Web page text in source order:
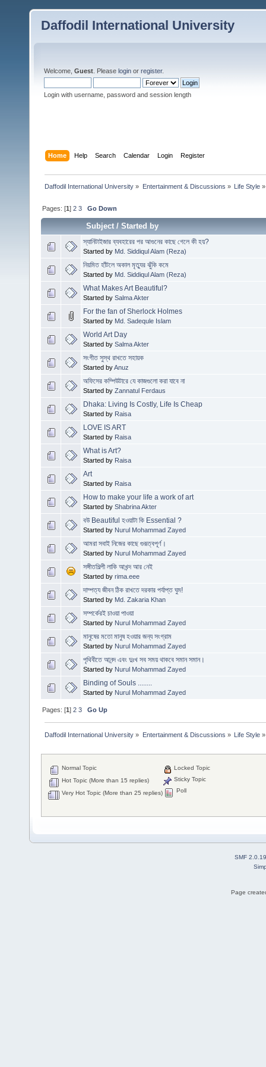
Daffodil International University
Welcome, Guest . Please login or register.
Login with username, password and session length
Home Help Search Calendar Login Register
Daffodil International University » Entertainment & Discussions » Life Style»
Pages: [1]2 3 Go Down
Subject/Started by
স্যানিটাইজার ব্যবহারের পর আগুনের কাছে গেলে কী হয়?
Started by Md. Siddiqul Alam (Reza)
নিয়মিত হাঁটলে অকাল মৃত্যুর ঝুঁকি কমে
Started by Md. Siddiqul Alam (Reza)
What Makes Art Beautiful?
Started by Salma Akter
For the fan of Sherlock Holmes
Started by Md. Sadequle Islam
World Art Day
Started by Salma Akter
সংগীত সুস্থ রাখতে সহায়ক
Started byAnuz
অফিসের কম্পিউটারে যে কাজগুলো করা যাবে না
Started by Zannatul Ferdaus
Dhaka: Living Is Costly, Life Is Cheap
Started by Raisa
LOVE IS ART
Started by Raisa
What is Art?
Started by Raisa
Art
Started by Raisa
How to make your life a work of art
Started by Shabrina Akter
বউ Beautiful হওয়াটা কি Essential ?
Started by Nurul Mohammad Zayed
আমরা সবাই নিজের কাছে গুরূত্বপূর্ণ।
Started by Nurul Mohammad Zayed
সঙ্গীতশিল্পী লাকি আখন্দ আর নেই
Started by rima.eee
দাম্পত্য জীবন ঠিক রাখতে দরকার পর্যাপ্ত ঘুম!
Started by Md. Zakaria Khan
সম্পর্কেরই চাওয়া পাওয়া
Started by Nurul Mohammad Zayed
মানুষের মতো মানুষ হওয়ার জন্য সংগ্রাম
Started by Nurul Mohammad Zayed
পৃথিবীতে আনন্দ এবং দুঃখ সব সময় থাকবে সমান সমান।
Started by Nurul Mohammad Zayed
Binding of Souls ........
Started by Nurul Mohammad Zayed
Pages: [1]2 3 Go Up
Daffodil International University » Entertainment & Discussions » Life Style»
Normal Topic
Hot Topic (More than 15 replies)
Very Hot Topic (More than 25 replies)
Locked Topic
Sticky Topic
Poll
SMF 2.0.19
Page